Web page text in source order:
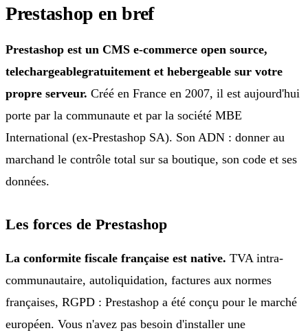
Prestashop en bref
Prestashop est un CMS e-commerce open source,
telechargeablegratuitement et hebergeable sur votre
propre serveur. Créé en France en 2007, il est aujourd'hui
porte par la communaute et par la société MBE
International (ex-Prestashop SA). Son ADN : donner au
marchand le contrôle total sur sa boutique, son code et ses
données.
Les forces de Prestashop
La conformite fiscale française est native. TVA intra-
communautaire, autoliquidation, factures aux normes
françaises, RGPD : Prestashop a été conçu pour le marché
européen. Vous n'avez pas besoin d'installer une